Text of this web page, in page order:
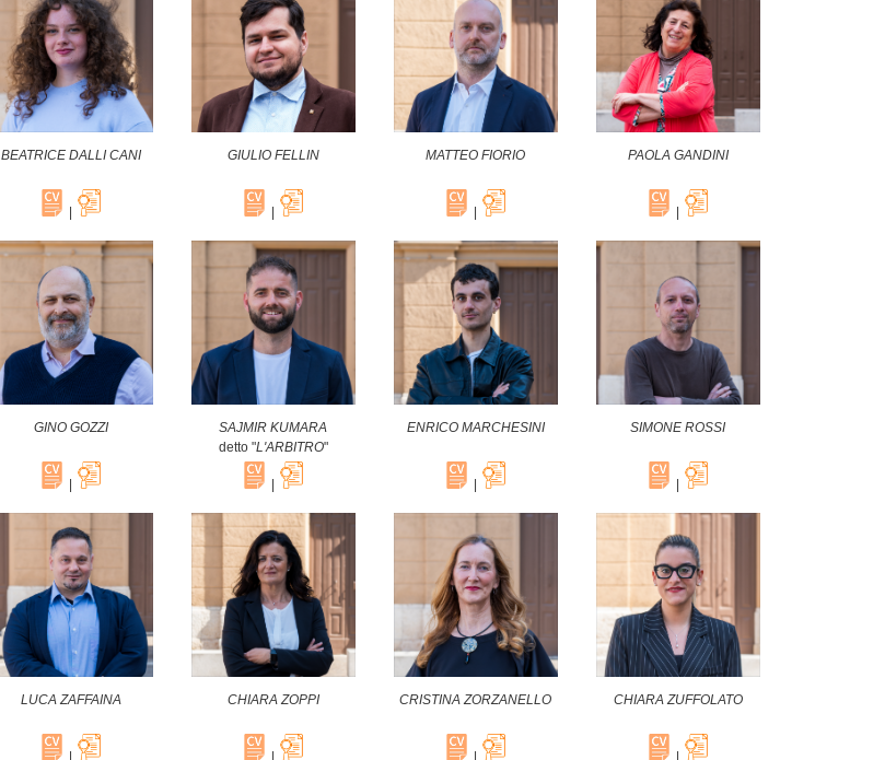
BEATRICE DALLI CANI
|
GIULIO FELLIN
|
MATTEO FIORIO
|
PAOLA GANDINI
|
GINO GOZZI
|
SAJMIR KUMARA
detto "L'ARBITRO"
|
ENRICO MARCHESINI
|
SIMONE ROSSI
|
LUCA ZAFFAINA
|
CHIARA ZOPPI
|
CRISTINA ZORZANELLO
|
CHIARA ZUFFOLATO
|